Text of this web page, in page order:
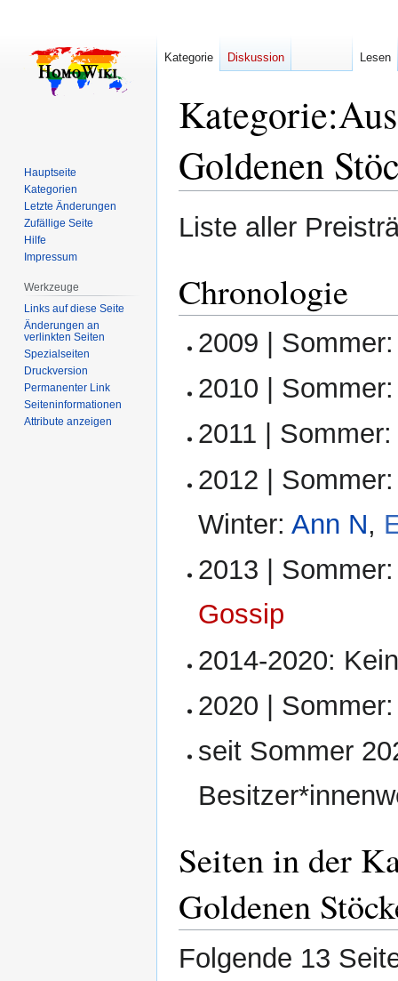
Kategorie:
Goldenen
Zur
Navigation
Zur
Suche
Liste aller
Chronologie
2009 |
2010 |
2011 |
2012 |
Winter:Ann N,
2013 |
Gossip
2014-2020:
2020 |
seit Sommer
Seiten in der
Goldenen
Folgende 13
Kategorie Diskussion Lesen
Hauptseite
Kategorien
Letzte Änderungen
Zufällige Seite
Hilfe
Impressum
Werkzeuge
Links auf diese Seite
Änderungen an
verlinkten Seiten
Spezialseiten
Druckversion
Permanenter Link
Seiten­­informationen
Attribute anzeigen